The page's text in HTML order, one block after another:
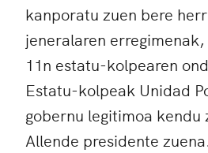
kanporatu zuen bere
jeneralaren
11n estatu-kolpearen
Estatu-kolpeak Unidad
gobernu legitimoa kendu
Allende presidente